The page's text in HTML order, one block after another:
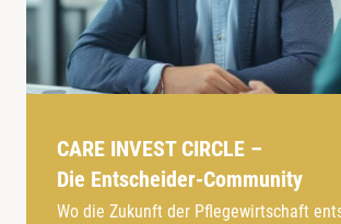
CARE INVEST CIRCLE –
Die Entscheider-Community
Wo die Zukunft der Pflegewirtschaft